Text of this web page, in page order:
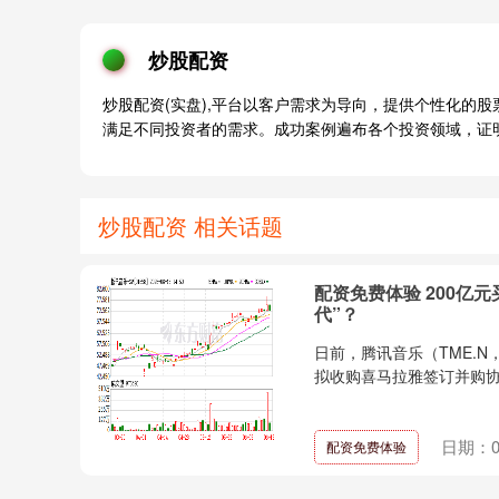
炒股配资
炒股配资(实盘),平台以客户需求为导向，提供个性化的
满足不同投资者的需求。成功案例遍布各个投资领域，
炒股配资 相关话题
配资免费体验 200亿
代”？
日前，腾讯音乐（TME.N
拟收购喜马拉雅签订并购
配资免费体验 日期：